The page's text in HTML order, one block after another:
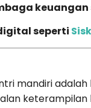
seperti
mandiri